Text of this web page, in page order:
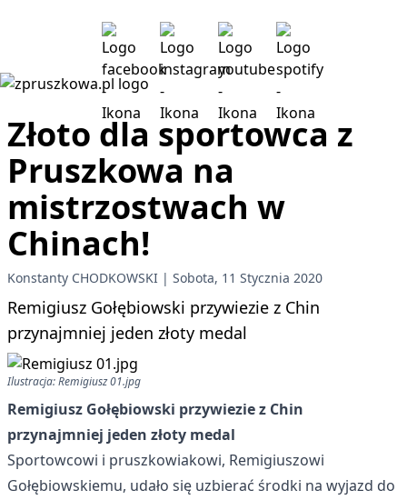
Złoto dla sportowca z
Pruszkowa na
mistrzostwach w
Chinach!
Konstanty CHODKOWSKI Sobota, 11 Stycznia 2020
Remigiusz Gołębiowski przywiezie z Chin
przynajmniej jeden złoty medal
Ilustracja: Remigiusz 01.jpg
Remigiusz Gołębiowski przywiezie z Chin
przynajmniej jeden złoty medal
Sportowcowi i pruszkowiakowi, Remigiuszowi
Gołębiowskiemu, udało się uzbierać środki na wyjazd do